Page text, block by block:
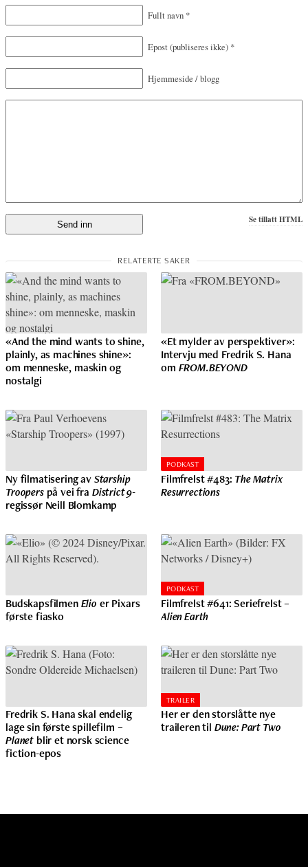
Fullt navn *
Epost(publiseres ikke) *
Hjemmeside / blogg
Se tillatt HTML
«And the mind wants to shine,
plainly, as machines shine»:
om menneske, maskin og
nostalgi
«Et mylder av perspektiver»:
Intervju med Fredrik S. Hana
om FROM.BEYOND
Ny filmatisering avStarship
Trooperspå vei fra District 9-
regissør Neill Blomkamp
PODKAST
Filmfrelst #483: The Matrix
Resurrections
BudskapsfilmenElio er Pixars
første fiasko
PODKAST
Filmfrelst #641: Seriefrelst –
Alien Earth
Fredrik S. Hana skal endelig
lage sin første spillefilm –
Planet blir et norsk science
fiction-epos
TRAILER
Her er den storslåtte nye
traileren til Dune: Part Two